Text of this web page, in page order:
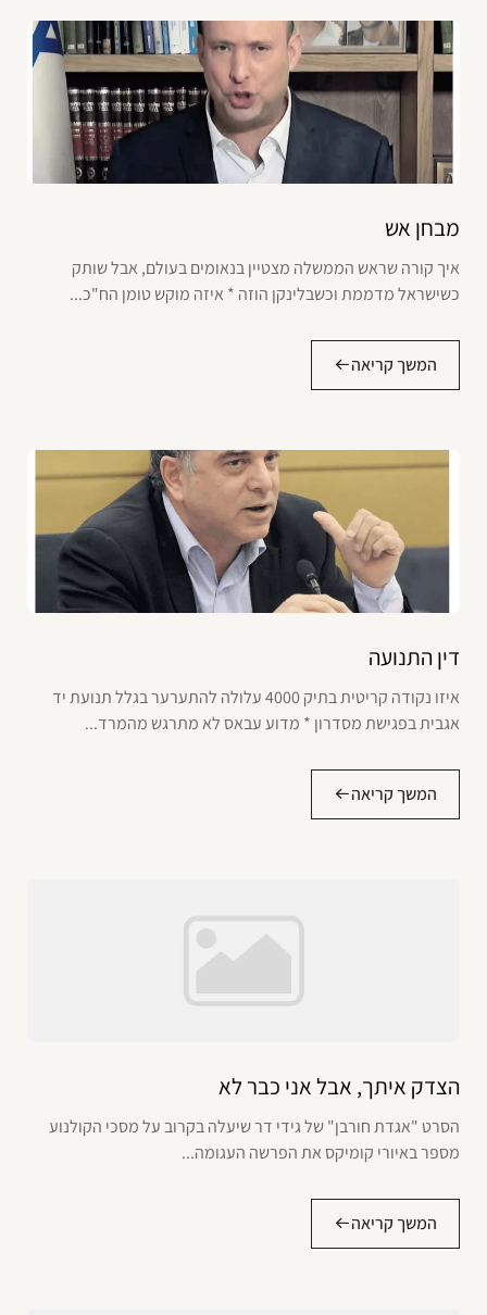
מבחן אש
איך קורה שראש הממשלה מצטיין בנאומים בעולם, אבל שותק
כשישראל מדממת וכשבלינקן הוזה * איזה מוקש טומן הח"כ...
המשך קריאה
דין התנועה
איזו נקודה קריטית בתיק 4000 עלולה להתערער בגלל תנועת יד
אגבית בפגישת מסדרון * מדוע עבאס לא מתרגש מהמרד...
המשך קריאה
הצדק איתך, אבל אני כבר לא
הסרט "אגדת חורבן" של גידי דר שיעלה בקרוב על מסכי הקולנוע
מספר באיורי קומיקס את הפרשה העגומה...
המשך קריאה